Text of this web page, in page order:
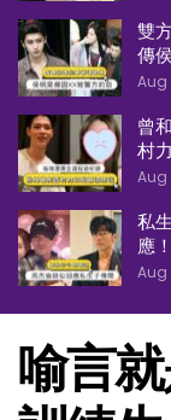
雙
傳
Aug
曾
村
Aug
私
應！
Aug
喻言